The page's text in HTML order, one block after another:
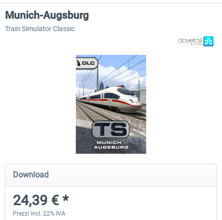
Koeblitzer Mountain Route 3 reloaded
30,71 € *
VirtualTracks - Ringbahn
Munich-Augsburg
Train Simulator Classic
Download
24,39 € *
Prezzi incl. 22% IVA